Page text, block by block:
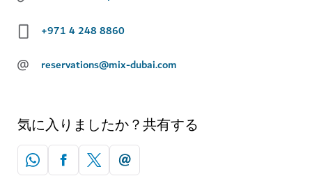
+971 4 248 8860
@ reservations@mix-dubai.com
気に入りましたか？共有する